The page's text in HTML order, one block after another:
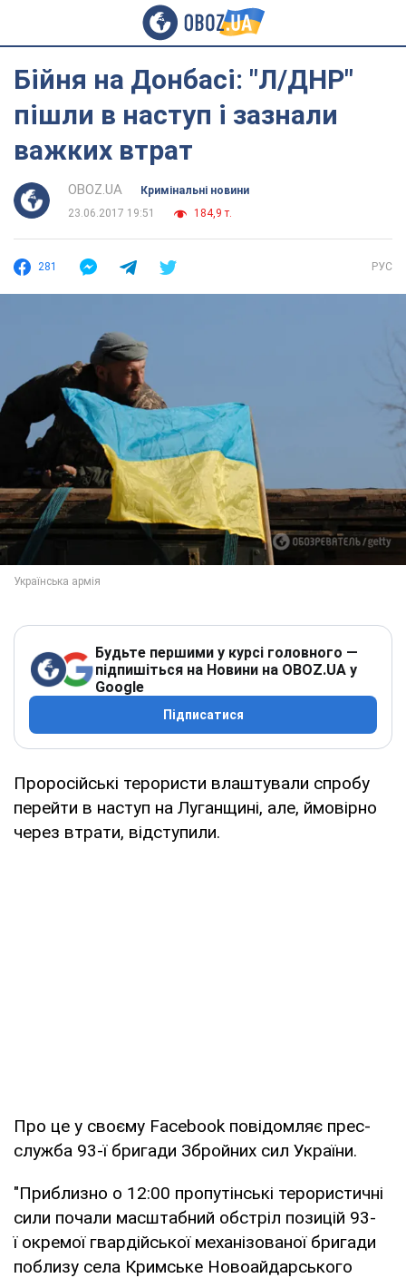
Бійня на Донбасі: "Л/ДНР"
пішли в наступ і зазнали
важких втрат
OBOZ.UA
Кримінальні новини
23.06.2017 19:51
184,9 т.
281 РУС
Будьте першими у курсі головного —
підпишіться на Новини на OBOZ.UA у
Google
Підписатися
Проросійські терористи влаштували спробу
перейти в наступ на Луганщині, але, ймовірно
через втрати, відступили.
Про це у своєму Facebook повідомляє прес-
служба 93-ї бригади Збройних сил України.
"Приблизно о 12:00 пропутінські терористичні
сили почали масштабний обстріл позицій 93-
ї окремої гвардійської механізованої бригади
поблизу села Кримське Новоайдарського